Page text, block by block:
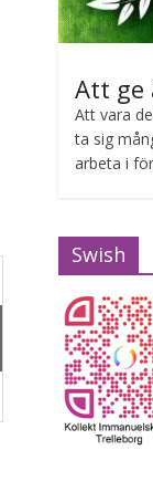
2026-07-
Maria van
Musik Ann-
Att
Att vara
ta sig
arbeta i
Swish